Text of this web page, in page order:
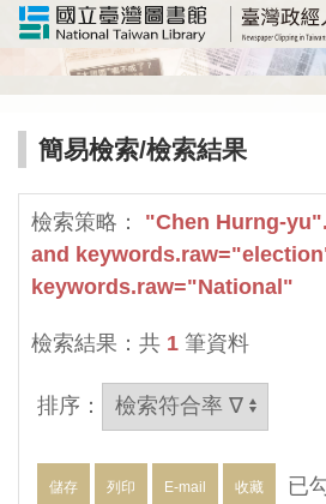
簡易檢索/檢索結果
檢索策略：
"Chen Hurng-
and
keywords.raw="National"
檢索結果：共 1 筆資料
排序：
儲存 列印 E-mail 收藏 已